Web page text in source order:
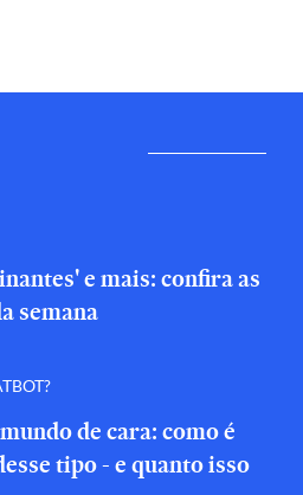
e mais: confira as
semana
de cara: como é
tipo - e quanto isso